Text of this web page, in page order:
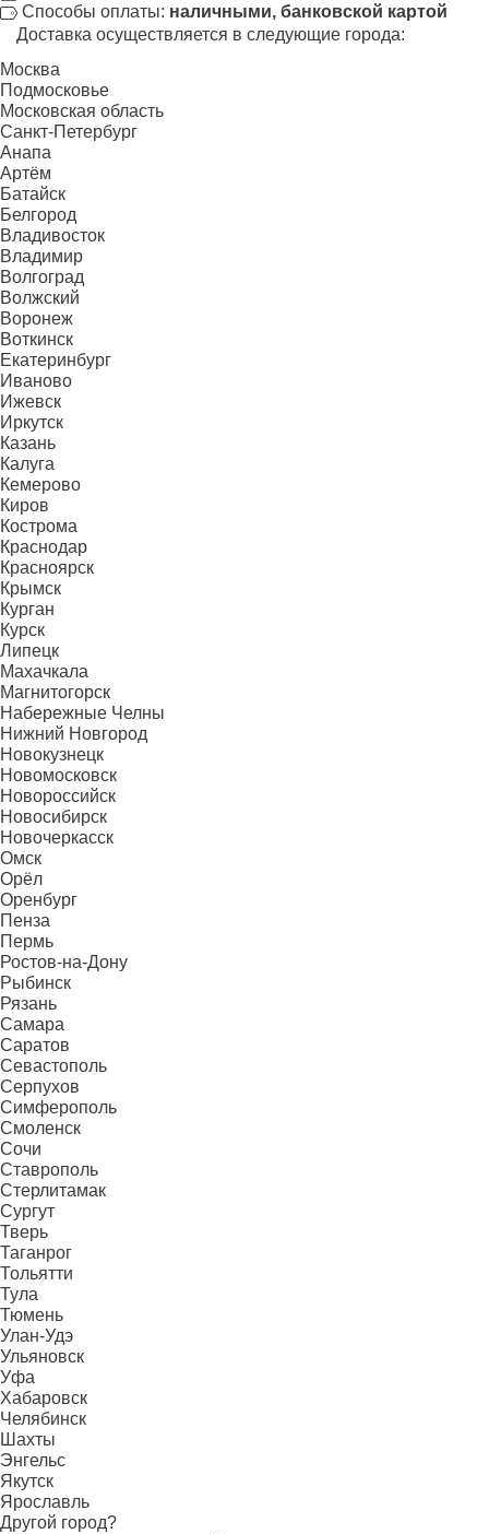
Способы оплаты: наличными, банковской картой
Доставка осуществляется в следующие города:
Москва
Подмосковье
Московская область
Санкт-Петербург
Анапа
Артём
Батайск
Белгород
Владивосток
Владимир
Волгоград
Волжский
Воронеж
Воткинск
Екатеринбург
Иваново
Ижевск
Иркутск
Казань
Калуга
Кемерово
Киров
Кострома
Краснодар
Красноярск
Крымск
Курган
Курск
Липецк
Махачкала
Магнитогорск
Набережные Челны
Нижний Новгород
Новокузнецк
Новомосковск
Новороссийск
Новосибирск
Новочеркасск
Омск
Орёл
Оренбург
Пенза
Пермь
Ростов-на-Дону
Рыбинск
Рязань
Самара
Саратов
Севастополь
Серпухов
Симферополь
Смоленск
Сочи
Ставрополь
Стерлитамак
Сургут
Тверь
Таганрог
Тольятти
Тула
Тюмень
Улан-Удэ
Ульяновск
Уфа
Хабаровск
Челябинск
Шахты
Энгельс
Якутск
Ярославль
Другой город?